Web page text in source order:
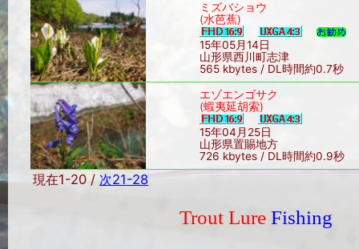
ミズバショウ
(水芭蕉)
15年05月14日
山形県西川町志津
565 kbytes / DL時間約0.7秒
エゾエンゴサク
(蝦夷延胡索)
15年04月25日
山形県置賜地方
726 kbytes / DL時間約0.9秒
現在1-20 / 次21-28
Trout Lure Fishing